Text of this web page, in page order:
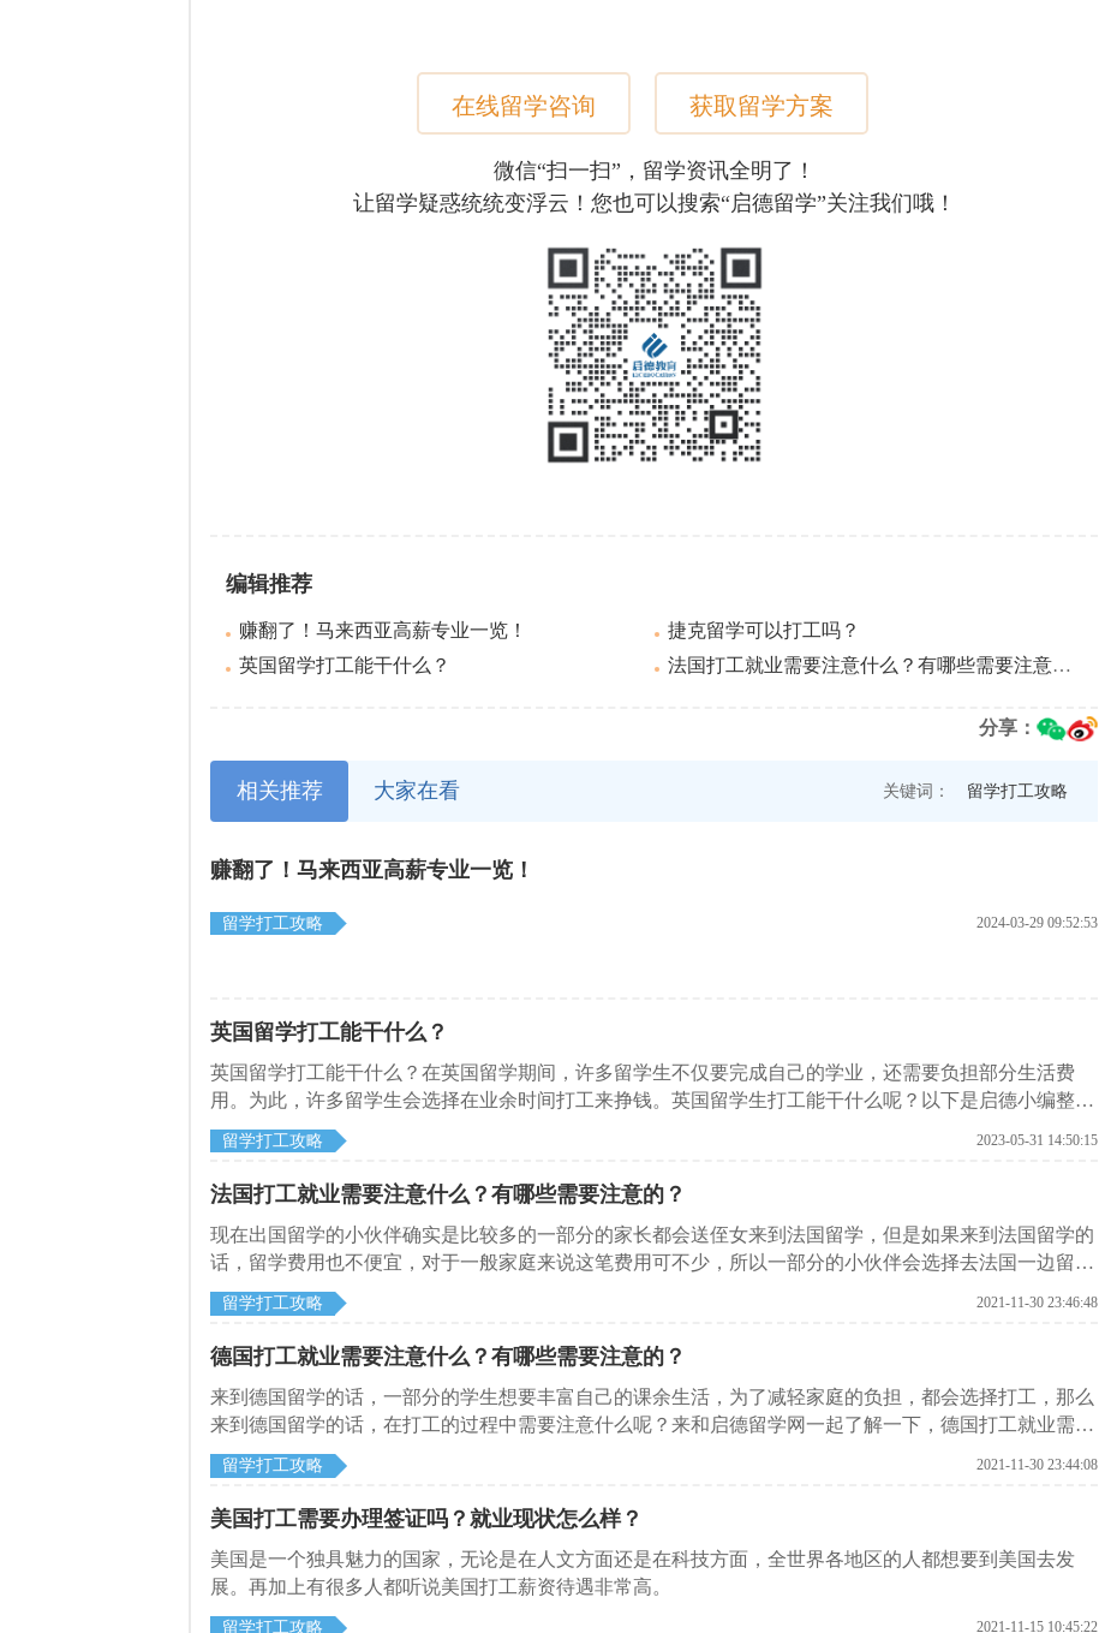
在线留学咨询 获取留学方案
微信“扫一扫”，留学资讯全明了！
让留学疑惑统统变浮云！您也可以搜索“启德留学”关注我们哦！
编辑推荐
赚翻了！马来西亚高薪专业一览！
捷克留学可以打工吗？
英国留学打工能干什么？
法国打工就业需要注意什么？有哪些需要注意的？
分享：
相关推荐 大家在看 关键词： 留学打工攻略
赚翻了！马来西亚高薪专业一览！
留学打工攻略 2024-03-29 09:52:53
英国留学打工能干什么？
英国留学打工能干什么？在英国留学期间，许多留学生不仅要完成自己的学业，还需要负担部分生活费
用。为此，许多留学生会选择在业余时间打工来挣钱。英国留学生打工能干什么呢？以下是启德小编整理
的一些常见的打工岗位。
留学打工攻略 2023-05-31 14:50:15
法国打工就业需要注意什么？有哪些需要注意的？
​现在出国留学的小伙伴确实是比较多的一部分的家长都会送侄女来到法国留学，但是如果来到法国留学的
话，留学费用也不便宜，对于一般家庭来说这笔费用可不少，所以一部分的小伙伴会选择去法国一边留学
一边打工，来和启德留学网了解一下法国打工就业需要注意什么。
留学打工攻略 2021-11-30 23:46:48
德国打工就业需要注意什么？有哪些需要注意的？
来到德国留学的话，一部分的学生想要丰富自己的课余生活，为了减轻家庭的负担，都会选择打工，那么
来到德国留学的话，在打工的过程中需要注意什么呢？来和启德留学网一起了解一下，德国打工就业需要
注意什么？
留学打工攻略 2021-11-30 23:44:08
美国打工需要办理签证吗？就业现状怎么样？
美国是一个独具魅力的国家，无论是在人文方面还是在科技方面，全世界各地区的人都想要到美国去发
展。再加上有很多人都听说美国打工薪资待遇非常高。
留学打工攻略 2021-11-15 10:45:22